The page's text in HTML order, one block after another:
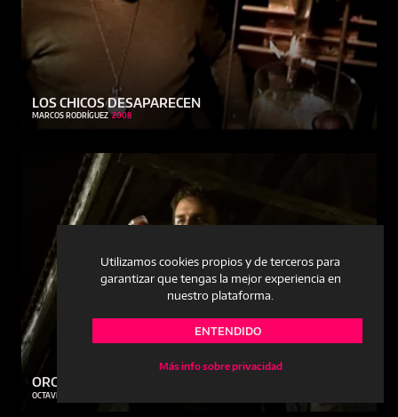
Utilizamos cookies propios y de terceros para
garantizar que tengas la mejor experiencia en
nuestro plataforma.
ENTENDIDO
Más info sobre privacidad
LOS CHICOS DESAPARECEN
MARCOS RODRÍGUEZ 2008
ORGAN&CO
OCTAVIO SCOPELLITI - RICARDO PITERBARG